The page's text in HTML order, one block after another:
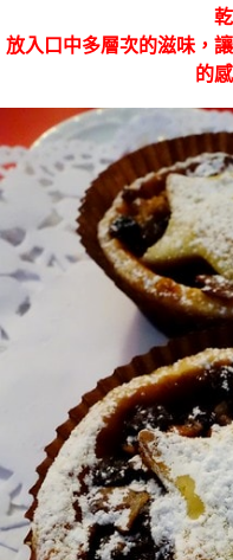
乾
放入口中多層次的滋味，
的